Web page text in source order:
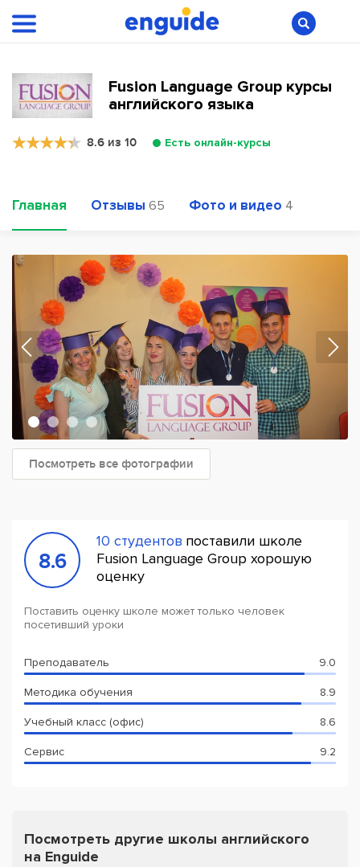
Fusion Language Group курсы
английского языка
8.6 из 10 Есть онлайн-курсы
Главная Отзывы 65 Фото и видео 4
Посмотреть все фотографии
8.6
10 студентов поставили школе
Fusion Language Group хорошую
оценку
Поставить оценку школе может только человек
посетивший уроки
Преподаватель 9.0
Методика обучения 8.9
Учебный класс (офис) 8.6
Сервис 9.2
Посмотреть другие школы английского
на Enguide